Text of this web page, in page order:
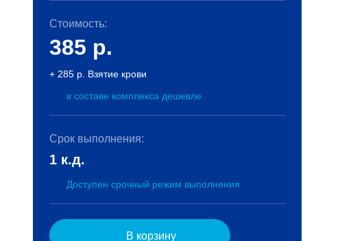
Стоимость:
385 р.
+ 285 р. Взятие крови
в составе комплекса дешевле
Срок выполнения:
1 к.д.
Доступен срочный режим выполнения
В корзину